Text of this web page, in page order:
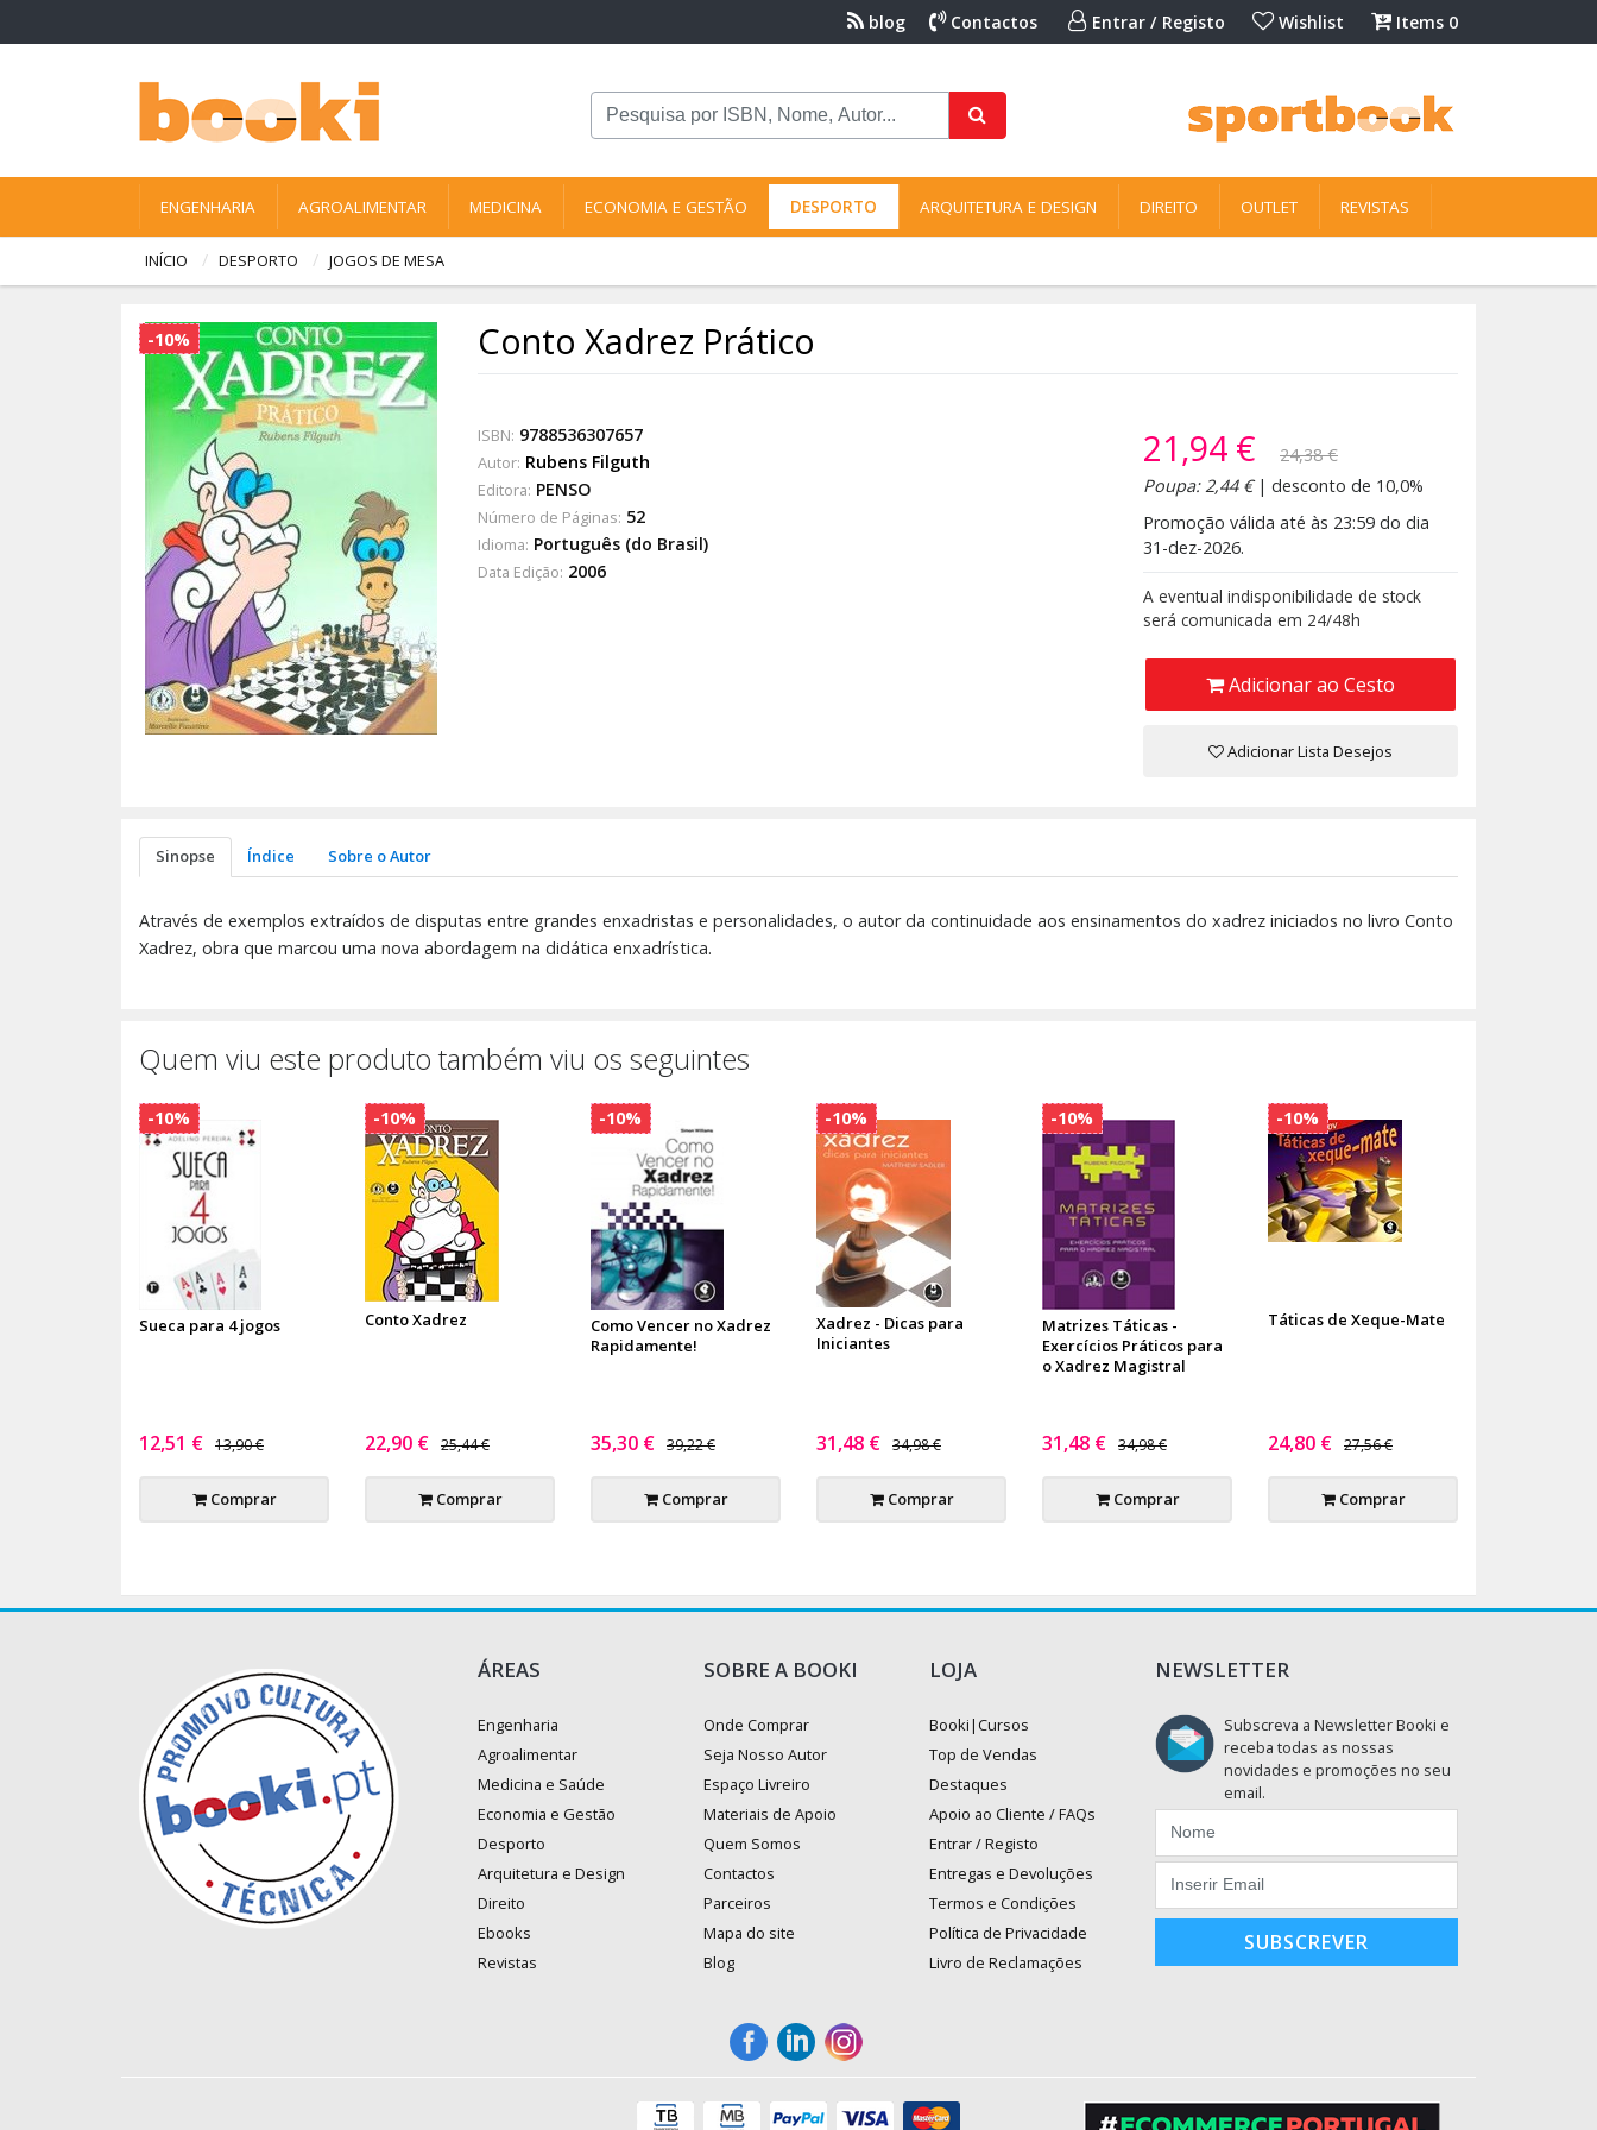
blog Contactos Entrar / Registo Wishlist Items 0
ENGENHARIA AGROALIMENTAR MEDICINA ECONOMIA E GESTÃO DESPORTO ARQUITETURA E DESIGN DIREITO OUTLET REVISTAS
INÍCIO DESPORTO JOGOS DE MESA
-10% Conto Xadrez Prático
ISBN: 9788536307657
Autor: Rubens Filguth
Editora: PENSO
Número de Páginas: 52
Idioma: Português (do Brasil)
Data Edição: 2006
21,94 €
24,38 €
Poupa: 2,44 €| desconto de 10,0%
Promoção válida até às 23:59 do dia
31-dez-2026.
A eventual indisponibilidade de stock
será comunicada em 24/48h
Adicionar ao Cesto
Adicionar Lista Desejos
Sinopse Índice Sobre o Autor
Através de exemplos extraídos de disputas entre grandes enxadristas e personalidades, o autor da continuidade aos ensinamentos do xadrez iniciados no livro Conto
Xadrez, obra que marcou uma nova abordagem na didática enxadrística.
Quem viu este produto também viu os seguintes
Sueca para 4 jogos
12,51 € 13,90 €
Comprar
-10%
Conto Xadrez
22,90 € 25,44 €
Comprar
-10%
Como Vencer no Xadrez
Rapidamente!
35,30 € 39,22 €
Comprar
-10%
Xadrez - Dicas para
Iniciantes
31,48 € 34,98 €
Comprar
-10%
Matrizes Táticas -
Exercícios Práticos para
o Xadrez Magistral
31,48 € 34,98 €
Comprar
-10%
Táticas de Xeque-Mate
24,80 € 27,56 €
Comprar
-10%
ÁREAS
Engenharia
Agroalimentar
Medicina e Saúde
Economia e Gestão
Desporto
Arquitetura e Design
Direito
Ebooks
Revistas
SOBRE A BOOKI
Onde Comprar
Seja Nosso Autor
Espaço Livreiro
Materiais de Apoio
Quem Somos
Contactos
Parceiros
Mapa do site
Blog
LOJA
Booki|Cursos
Top de Vendas
Destaques
Apoio ao Cliente / FAQs
Entrar / Registo
Entregas e Devoluções
Termos e Condições
Política de Privacidade
Livro de Reclamações
NEWSLETTER
Subscreva a Newsletter Booki e
receba todas as nossas
novidades e promoções no seu
email.
SUBSCREVER